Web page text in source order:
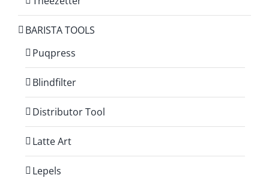
BARISTA TOOLS
Puqpress
Blindfilter
Distributor Tool
Latte Art
Lepels